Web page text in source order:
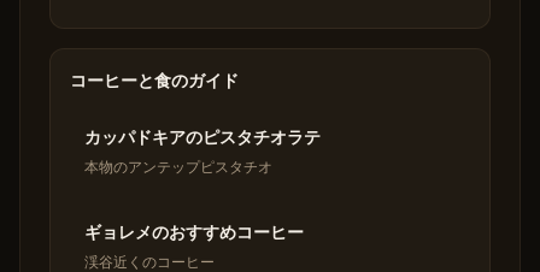
コーヒーと食のガイド
カッパドキアのピスタチオラテ
本物のアンテップピスタチオ
ギョレメのおすすめコーヒー
渓谷近くのコーヒー